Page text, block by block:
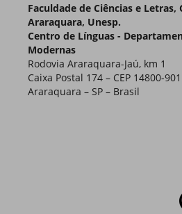
Faculdade de Ciências e Letras,
Araraquara, Unesp.
Centro de Línguas -
Modernas
Rodovia Araraquara-Jaú, km 1
Caixa Postal 174 – CEP 14800-901
Araraquara – SP – Brasil